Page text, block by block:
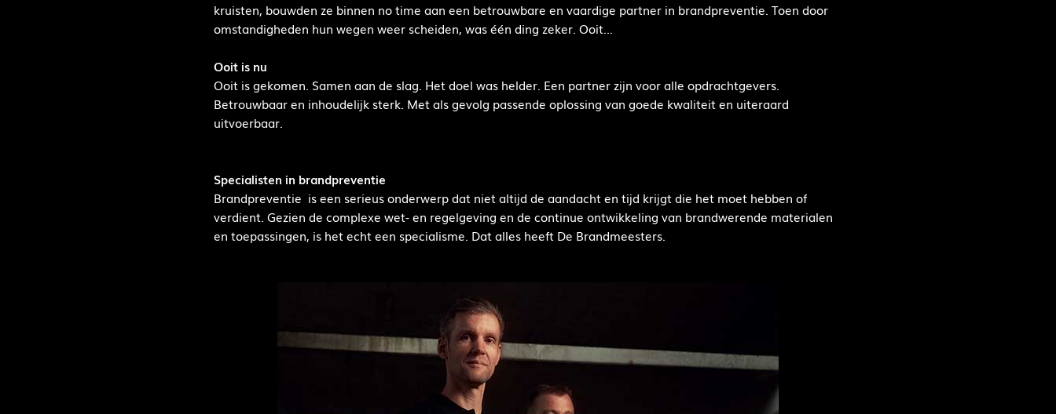
kruisten, bouwden ze binnen no time aan een betrouwbare en vaardige partner in brandpreventie. Toen door
omstandigheden hun wegen weer scheiden, was één ding zeker. Ooit...
Ooit is nu
Ooit is gekomen. Samen aan de slag. Het doel was helder. Een partner zijn voor alle opdrachtgevers.
Betrouwbaar en inhoudelijk sterk. Met als gevolg passende oplossing van goede kwaliteit en uiteraard
uitvoerbaar.
Specialisten in brandpreventie
Brandpreventie is een serieus onderwerp dat niet altijd de aandacht en tijd krijgt die het moet hebben of
verdient. Gezien de complexe wet- en regelgeving en de continue ontwikkeling van brandwerende materialen
en toepassingen, is het echt een specialisme. Dat alles heeft De Brandmeesters.